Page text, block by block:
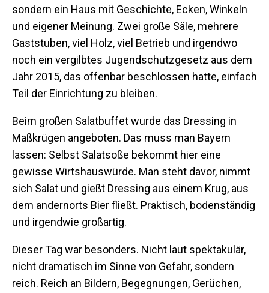
sondern ein Haus mit Geschichte, Ecken, Winkeln
und eigener Meinung. Zwei große Säle, mehrere
Gaststuben, viel Holz, viel Betrieb und irgendwo
noch ein vergilbtes Jugendschutzgesetz aus dem
Jahr 2015, das offenbar beschlossen hatte, einfach
Teil der Einrichtung zu bleiben.
Beim großen Salatbuffet wurde das Dressing in
Maßkrügen angeboten. Das muss man Bayern
lassen: Selbst Salatsoße bekommt hier eine
gewisse Wirtshauswürde. Man steht davor, nimmt
sich Salat und gießt Dressing aus einem Krug, aus
dem andernorts Bier fließt. Praktisch, bodenständig
und irgendwie großartig.
Dieser Tag war besonders. Nicht laut spektakulär,
nicht dramatisch im Sinne von Gefahr, sondern
reich. Reich an Bildern, Begegnungen, Gerüchen,